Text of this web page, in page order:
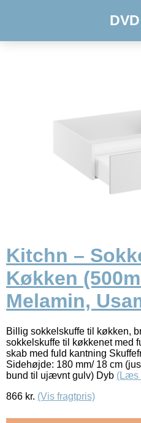
Kitchn –
Køkken
Melamin,
Billig sokkelskuffe til køkken,
sokkelskuffe til køkkenet med
skab med fuld kantning
Sidehøjde: 180 mm/ 18 cm
bund til ujævnt gulv) Dyb (Læs
866 kr. (Vis fragtpris)